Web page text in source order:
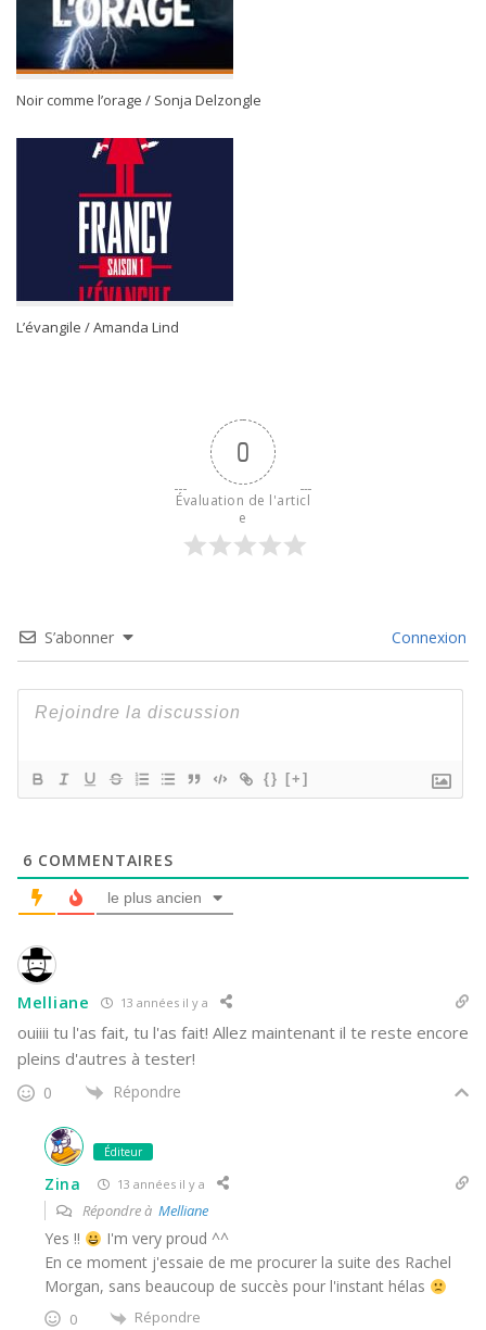
Noir comme l’orage / Sonja Delzongle
L’évangile / Amanda Lind
0
Évaluation de l'articl
e
S’abonner Connexion
{} [+]
6 COMMENTAIRES
le plus ancien
Melliane 13 années il y a
ouiiii tu l'as fait, tu l'as fait! Allez maintenant il te reste encore
pleins d'autres à tester!
0 Répondre
Éditeur
Zina 13 années il y a
Répondre à Melliane
Yes !!
I'm very proud ^^
En ce moment j'essaie de me procurer la suite des Rachel
Morgan, sans beaucoup de succès pour l'instant hélas
0 Répondre